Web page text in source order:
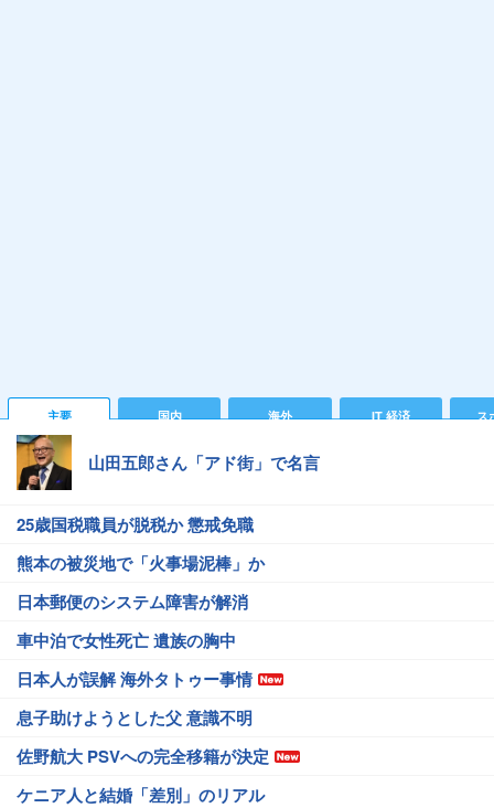
主要 国内 海外 IT 経済 ス
山田五郎さん「アド街」で名言
25歳国税職員が脱税か 懲戒免職
熊本の被災地で「火事場泥棒」か
日本郵便のシステム障害が解消
車中泊で女性死亡 遺族の胸中
日本人が誤解 海外タトゥー事情
息子助けようとした父 意識不明
佐野航大 PSVへの完全移籍が決定
ケニア人と結婚「差別」のリアル